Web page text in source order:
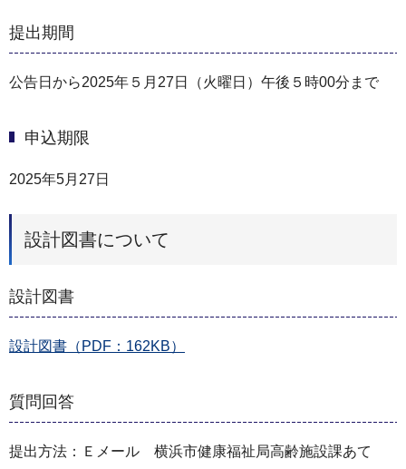
提出期間
公告日から2025年５月27日（火曜日）午後５時00分まで
申込期限
2025年5月27日
設計図書について
設計図書
設計図書（PDF：162KB）
質問回答
提出方法：Ｅメール 横浜市健康福祉局高齢施設課あて